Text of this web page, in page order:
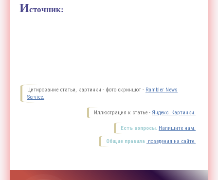
Источник:
Цитирование статьи, картинки - фото скриншот - Rambler News
Service.
Иллюстрация к статье - Яндекс. Картинки.
Есть вопросы. Напишите нам.
Общие правила поведения на сайте.